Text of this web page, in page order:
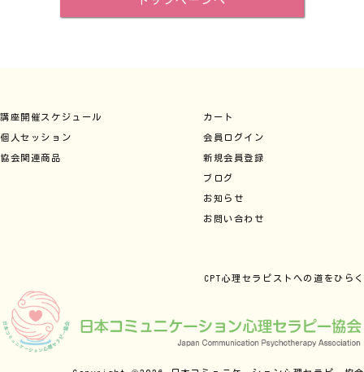
講座開催スケジュール
個人セッション
協会関連商品
カート
会員ログイン
新規会員登録
ブログ
お知らせ
お問い合わせ
CPT心理セラピストへの道をひらく